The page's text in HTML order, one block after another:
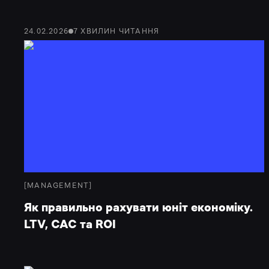
24.02.2026 7 ХВИЛИН ЧИТАННЯ
MANAGEMENT
Як правильно рахувати юніт економіку.
LTV, CAC та ROI